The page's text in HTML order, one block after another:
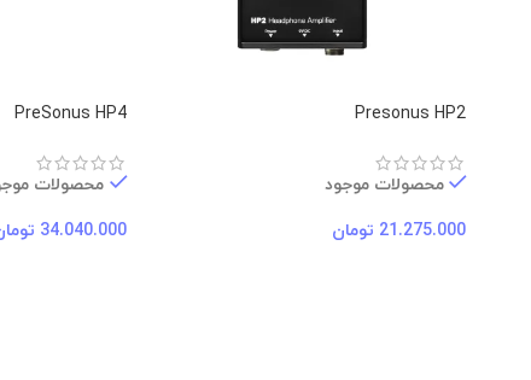
Presonus HP2
محصولات موجود
21.275.000 تومان
PreSonus HP4
محصولات
34.040.000